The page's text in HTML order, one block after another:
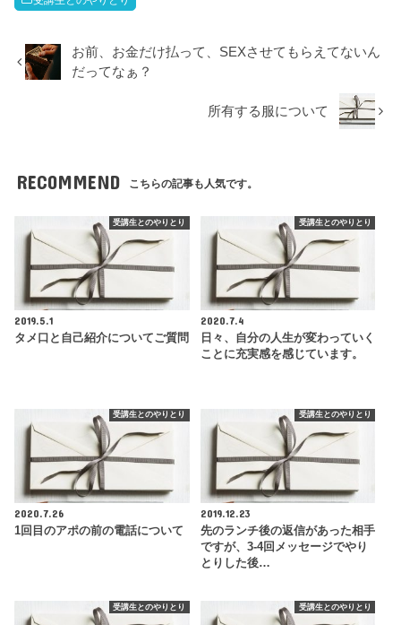
お前、お金だけ払って、SEXさせてもらえてないん
だってなぁ？
所有する服について
RECOMMEND こちらの記事も人気です。
受講生とのやりとり
2019.5.1
タメ口と自己紹介についてご質問
受講生とのやりとり
2020.7.4
日々、自分の人生が変わっていく
ことに充実感を感じています。
受講生とのやりとり
2020.7.26
1回目のアポの前の電話について
受講生とのやりとり
2019.12.23
先のランチ後の返信があった相手
ですが、3-4回メッセージでやり
とりした後…
受講生とのやりとり 受講生とのやりとり